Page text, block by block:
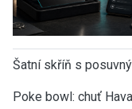
Šatní skříň s
Poke bowl: chuť